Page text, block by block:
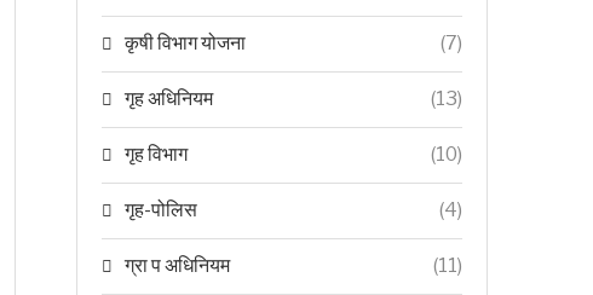
कृषी विभाग योजना (7)
गृह अधिनियम (13)
गृह विभाग (10)
गृह-पोलिस (4)
ग्रा प अधिनियम (11)